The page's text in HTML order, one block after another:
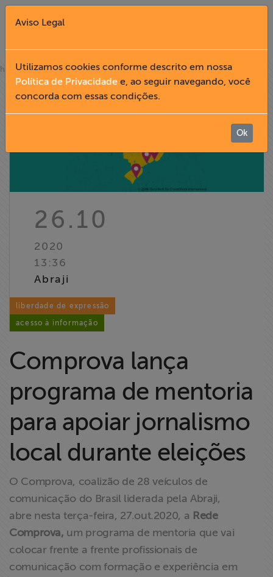
Fechar X
English
Informação
Liberdade de
Expressão
Projetos
Proteção Legal
dos
Homenageados
Notícias
Associe-se
Doe para
home»notícias
26.10
2020
13:36
Abraji
liberdade de expressão
acesso à informação
Comprova lança
programa de mentoria
para apoiar jornalismo
local durante eleições
O Comprova, coalizão de 28 veículos de
comunicação do Brasil liderada pela Abraji,
abre nesta terça-feira, 27.out.2020, a Rede
Comprova, um programa de mentoria que vai
colocar frente a frente profissionais de
comunicação com formação e experiência em
Aviso Legal
Utilizamos cookies conforme descrito em nossa
Política de Privacidade e, ao seguir navegando, você
concorda com essas condições.
Ok